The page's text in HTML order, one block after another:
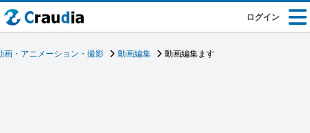
ログイン
画・アニメーション・撮影 動画編集 動画編集ます